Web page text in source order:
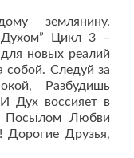
землянину.
Цикл 3 –
новых реалий
собой. Следуй за
Разбудишь
Дух воссияет в
Посылом Любви
Дорогие Друзья,